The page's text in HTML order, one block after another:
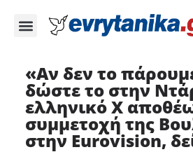
«Αν δεν το
δώστε το στην
ελληνικό Χ
συμμετοχή της
στην Eurovision,